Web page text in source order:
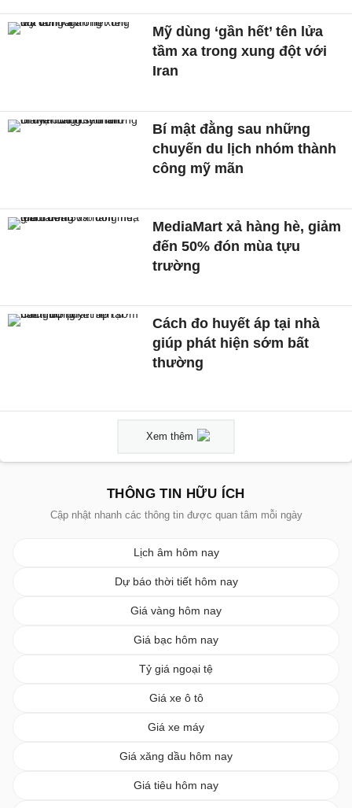
Mỹ dùng ‘gần hết’ tên lửa
tầm xa trong xung đột với
Iran
Bí mật đằng sau những
chuyến du lịch nhóm thành
công mỹ mãn
MediaMart xả hàng hè, giảm
đến 50% đón mùa tựu
trường
Cách đo huyết áp tại nhà
giúp phát hiện sớm bất
thường
Xem thêm
THÔNG TIN HỮU ÍCH
Cập nhật nhanh các thông tin được quan tâm mỗi ngày
Lịch âm hôm nay
Dự báo thời tiết hôm nay
Giá vàng hôm nay
Giá bạc hôm nay
Tỷ giá ngoại tệ
Giá xe ô tô
Giá xe máy
Giá xăng dầu hôm nay
Giá tiêu hôm nay